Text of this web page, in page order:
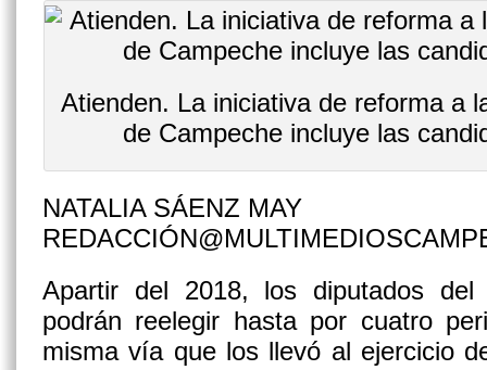
Atienden. La iniciativa de reforma a
de Campeche incluye las
NATALIA SÁENZ MAY
Apartir del 2018, los diputados
podrán reelegir hasta por cuatro
misma vía que los llevó al ejercicio